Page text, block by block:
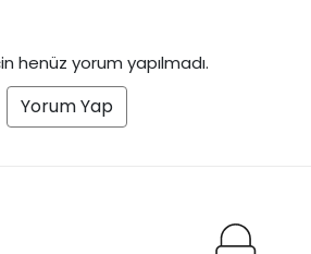
henüz yorum yapılmadı.
Yorum Yap